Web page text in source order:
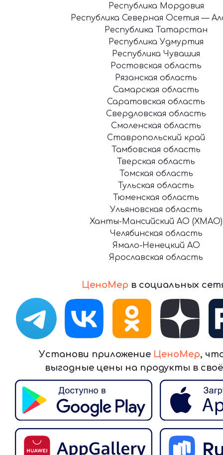
ЦеноМер в социальных
Установи приложение ЦеноМер,
выгодные цены на продукты в
Республика Мордовия
Республика Северная Осетия —
Республика Татарстан
Республика Удмуртия
Республика Чувашия
Ростовская область
Рязанская область
Самарская область
Саратовская область
Свердловская область
Смоленская область
Ставропольский край
Тамбовская область
Тверская область
Томская область
Тульская область
Тюменская область
Ульяновская область
Ханты-Мансийский АО (ХМАО)
Челябинская область
Ямало-Ненецкий АО
Ярославская область